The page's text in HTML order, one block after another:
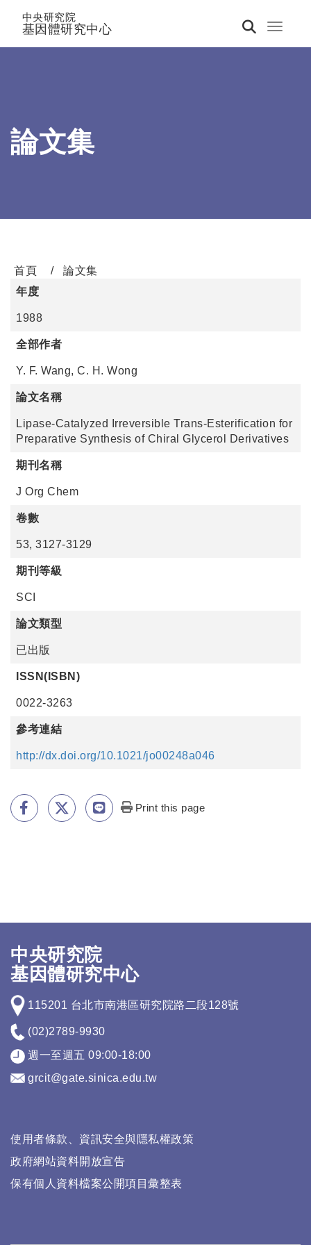
Toggle
中央研究院
基因體研究中心
論文集
首頁
論文集
年度
1988
全部作者
Y. F. Wang, C. H. Wong
論文名稱
Lipase-Catalyzed Irreversible Trans-Esterification for
Preparative Synthesis of Chiral Glycerol Derivatives
期刊名稱
J Org Chem
卷數
53, 3127-3129
期刊等級
SCI
論文類型
已出版
ISSN(ISBN)
0022-3263
參考連結
http://dx.doi.org/10.1021/jo00248a046
Print this page
中央研究院
基因體研究中心
115201 台北市南港區研究院路二段128號
(02)2789-9930
週一至週五 09:00-18:00
grcit@gate.sinica.edu.tw
使用者條款、資訊安全與隱私權政策
政府網站資料開放宣告
保有個人資料檔案公開項目彙整表